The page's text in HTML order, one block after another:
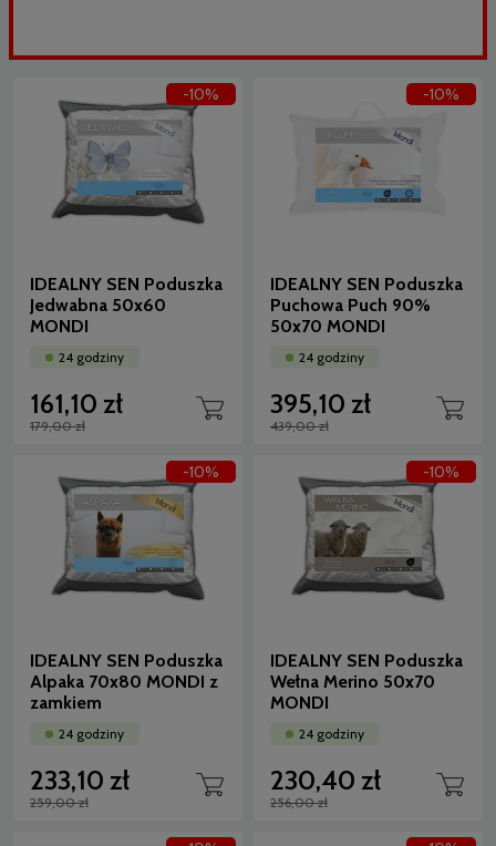
IDEALNY SEN Poduszka
Jedwabna 50x60
MONDI
24 godziny
161,10 zł
179,00 zł
-10%
IDEALNY SEN Poduszka
Puchowa Puch 90%
50x70 MONDI
24 godziny
395,10 zł
439,00 zł
-10%
IDEALNY SEN Poduszka
Alpaka 70x80 MONDI z
zamkiem
24 godziny
233,10 zł
259,00 zł
-10%
IDEALNY SEN Poduszka
Wełna Merino 50x70
MONDI
24 godziny
230,40 zł
256,00 zł
-10%